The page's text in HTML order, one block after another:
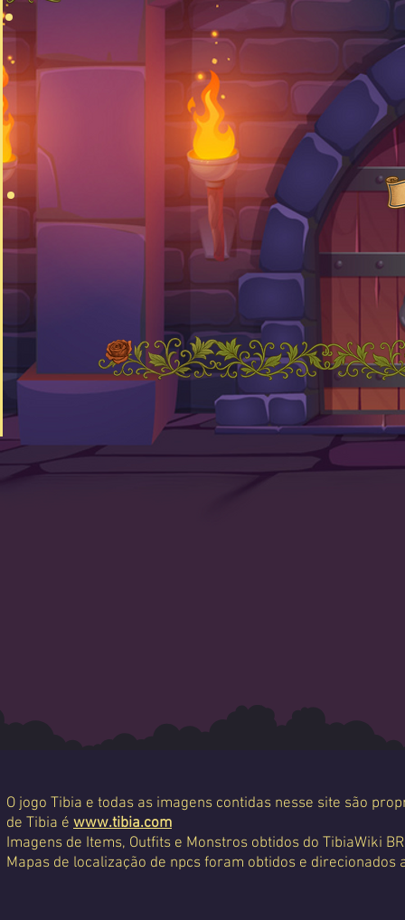
O jogo Tibia e todas as imagens contidas nesse site são
de Tibia é www.tibia.com
Imagens de Items, Outfits e Monstros obtidos do TibiaWiki
Mapas de localização de npcs foram obtidos e direcionados